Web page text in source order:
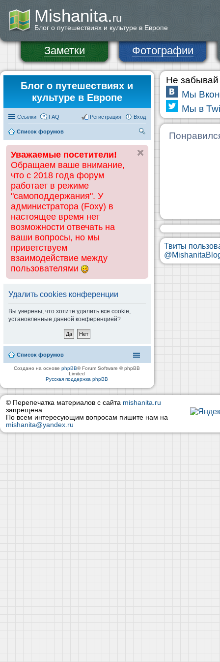
Mishanita.ru
Блог о путешествиях и культуре в Европе
Заметки Фотографии
Блог о путешествиях и
культуре в Европе
Ссылки FAQ Вход
Регистрация
Список форумов
ск
Уважаемые посетители!
Обращаем ваше внимание,
что с 2018 года форум
работает в режиме
"самоподдержания". У
администратора (Foxy) в
настоящее время нет
возможности отвечать на
ваши вопросы, но мы
приветствуем
взаимодействие между
пользователями
Удалить cookies конференции
Вы уверены, что хотите удалить все cookie,
установленные данной конференцией?
Список форумов
Создано на основеphpBB® Forum Software © phpBB
Limited
Русская поддержка phpBB
Не забывай
Мы
Мы в
Твиты
© Перепечатка материалов с сайта mishanita.ru
запрещена
По всем интересующим вопросам пишите нам на
mishanita@yandex.ru